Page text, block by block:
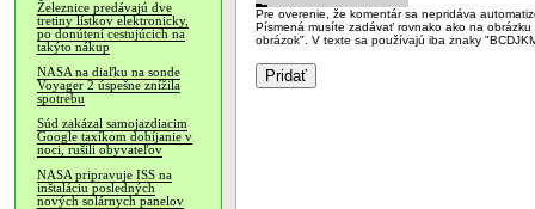
Železnice predávajú dve
tretiny lístkov elektronicky,
po donútení cestujúcich na
takýto nákup
NASA na diaľku na sonde
Voyager 2 úspešne znížila
spotrebu
Súd zakázal samojazdiacim
Google taxíkom dobíjanie v
noci, rušili obyvateľov
NASA pripravuje ISS na
inštaláciu posledných
nových solárnych panelov
Pre overenie, že komentár sa nepridáva
Písmená musíte zadávať rovnako ako na
obrázok". V texte sa používajú iba znaky